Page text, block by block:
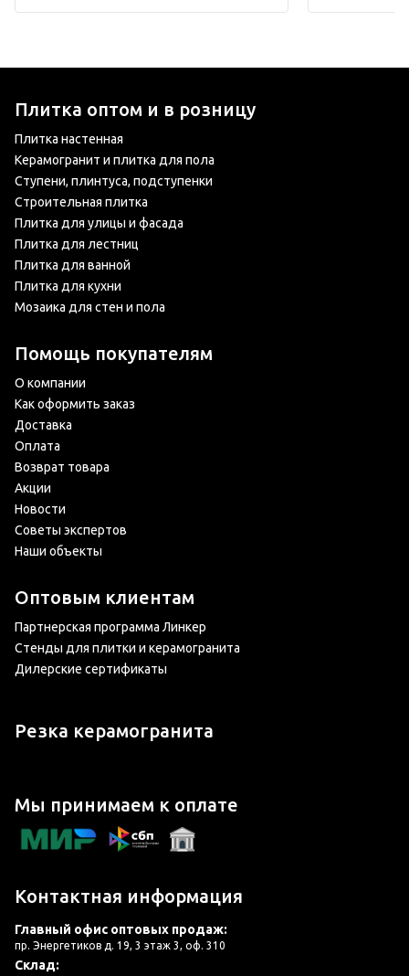
Плитка оптом и в розницу
Плитка настенная
Керамогранит и плитка для пола
Ступени, плинтуса, подступенки
Строительная плитка
Плитка для улицы и фасада
Плитка для лестниц
Плитка для ванной
Плитка для кухни
Мозаика для стен и пола
Помощь покупателям
О компании
Как оформить заказ
Доставка
Оплата
Возврат товара
Акции
Новости
Советы экспертов
Наши объекты
Оптовым клиентам
Партнерская программа Линкер
Стенды для плитки и керамогранита
Дилерские сертификаты
Резка керамогранита
Мы принимаем к оплате
Контактная информация
Главный офис оптовых продаж:
пр. Энергетиков д. 19, 3 этаж 3, оф. 310
Склад: